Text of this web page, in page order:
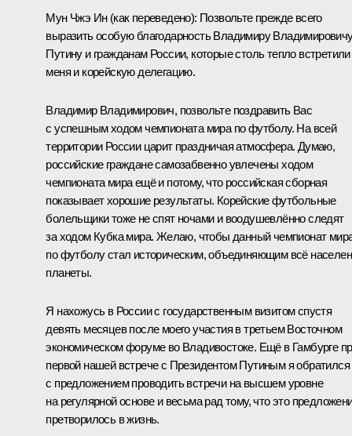
Мун Чжэ Ин (как переведено): Позвольте прежде всего
выразить особую благодарность Владимиру
Путину и гражданам России, которые столь тепло встретили
меня и корейскую делегацию.
Владимир Владимирович, позвольте поздравить Вас
с успешным ходом чемпионата мира по футболу. На всей
территории России царит праздничая атмосфера. Думаю,
российские граждане самозабвенно увлечены ходом
чемпионата мира ещё и потому, что российская сборная
показывает хорошие результаты. Корейские футбольные
болельщики тоже не спят ночами и воодушевлённо следят
за ходом Кубка мира. Желаю, чтобы данный чемпионат
по футболу стал историческим, объединяющим всё
планеты.
Я нахожусь в России с государственным визитом спустя
девять месяцев после моего участия в третьем Восточном
экономическом форуме во Владивостоке. Ещё в Гамбурге
первой нашей встрече с Президентом Путиным я обратился
с предложением проводить встречи на высшем уровне
на регулярной основе и весьма рад тому, что это
претворилось в жизнь.